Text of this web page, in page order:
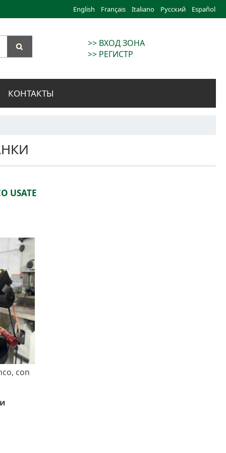
English Français Italiano Русский Español
>> ВХОД ЗОНА
>> РЕГИСТР
КОНТАКТЫ
USATE
con